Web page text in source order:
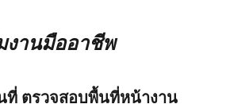
งานมืออาชีพ
ที่ ตรวจสอบพื้นที่หน้างาน